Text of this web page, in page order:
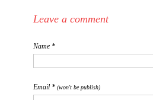
Leave a comment
Name *
Email * (won't be publish)